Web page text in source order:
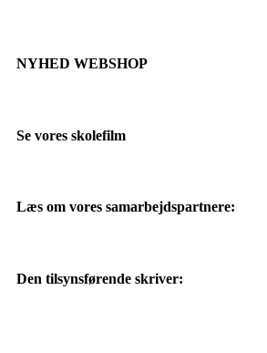
NYHED WEBSHOP
Se vores skolefilm
Læs om vores samarbejdspartnere:
Den tilsynsførende skriver: